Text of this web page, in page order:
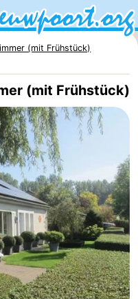
(mit Frühstück)
(mit Frühstück)